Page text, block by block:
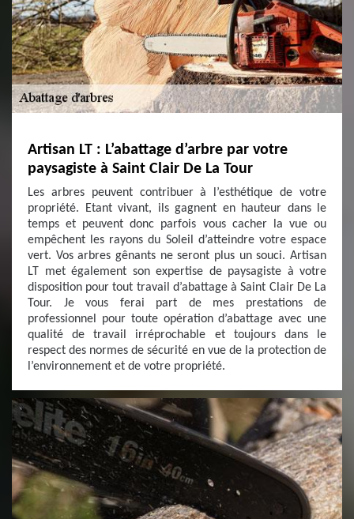
Artisan LT : L’abattage d’arbre par votre
paysagiste à Saint Clair De La Tour
Les arbres peuvent contribuer à l’esthétique de votre
propriété. Etant vivant, ils gagnent en hauteur dans le
temps et peuvent donc parfois vous cacher la vue ou
empêchent les rayons du Soleil d’atteindre votre espace
vert. Vos arbres gênants ne seront plus un souci. Artisan
LT met également son expertise de paysagiste à votre
disposition pour tout travail d’abattage à Saint Clair De La
Tour. Je vous ferai part de mes prestations de
professionnel pour toute opération d’abattage avec une
qualité de travail irréprochable et toujours dans le
respect des normes de sécurité en vue de la protection de
l’environnement et de votre propriété.